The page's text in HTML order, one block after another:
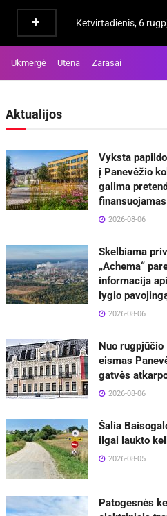
Ketvirtadienis, 6
Ukmergė Utena Zarasai
Aktualijos
Vyksta
į Panevėžio
galima
2026-08-06
Skelbiama
„Achema“
informacija
lygio
2026-08-06
Nuo
eismas
gatvės
2026-08-06
Šalia
ilgai laukto
2026-08-05
Patogesnės